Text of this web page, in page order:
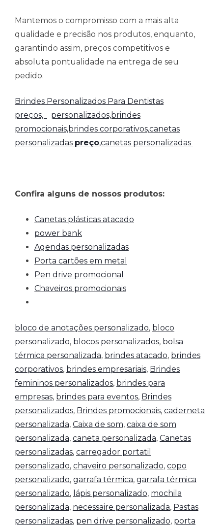
Mantemos o compromisso com a mais alta
qualidade e precisão nos produtos, enquanto,
garantindo assim, preços competitivos e
absoluta pontualidade na entrega de seu
pedido.
Brindes Personalizados Para Dentistas
preços,
personalizados,brindes
promocionais,brindes corporativos,canetas
personalizadas preço,canetas personalizadas
Confira alguns de nossos produtos:
Canetas plásticas atacado
power bank
Agendas personalizadas
Porta cartões em metal
Pen drive promocional
Chaveiros promocionais
bloco de anotações personalizado, bloco
personalizado, blocos personalizados, bolsa
térmica personalizada, brindes atacado, brindes
corporativos, brindes empresariais, Brindes
femininos personalizados, brindes para
empresas, brindes para eventos, Brindes
personalizados, Brindes promocionais, caderneta
personalizada, Caixa de som, caixa de som
personalizada, caneta personalizada, Canetas
personalizadas, carregador portatil
personalizado, chaveiro personalizado, copo
personalizado, garrafa térmica, garrafa térmica
personalizado, lápis personalizado, mochila
personalizada, necessaire personalizada, Pastas
personalizadas, pen drive personalizado, porta